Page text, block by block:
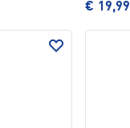
€ 19,99